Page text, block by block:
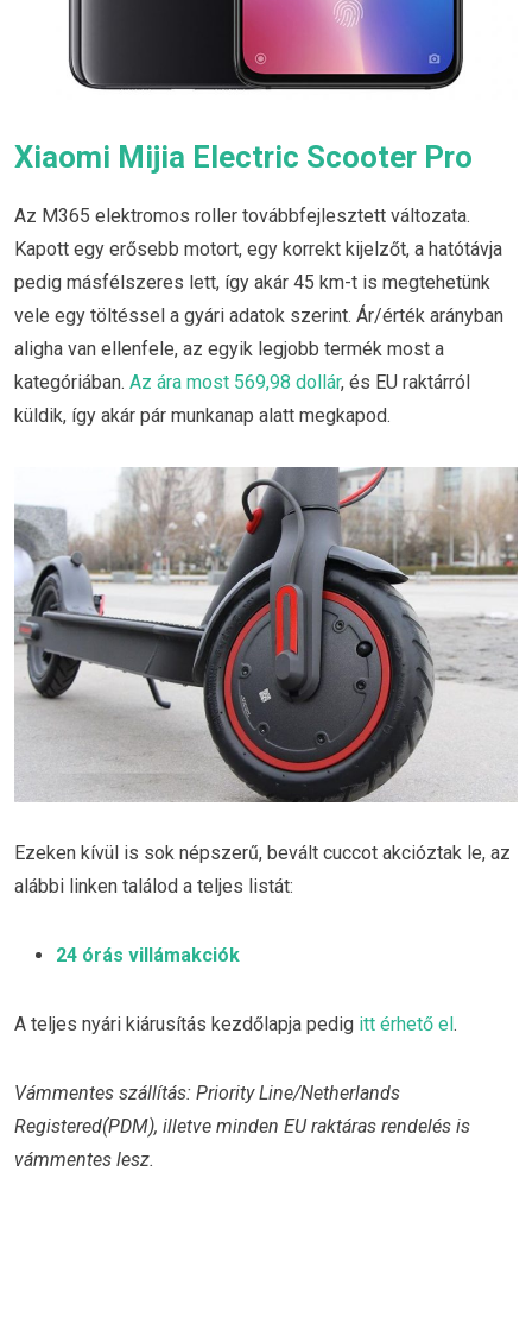
Xiaomi Mijia Electric Scooter Pro
Az M365 elektromos roller továbbfejlesztett változata.
Kapott egy erősebb motort, egy korrekt kijelzőt, a hatótávja
pedig másfélszeres lett, így akár 45 km-t is megtehetünk
vele egy töltéssel a gyári adatok szerint. Ár/érték arányban
aligha van ellenfele, az egyik legjobb termék most a
kategóriában. Az ára most 569,98 dollár, és EU raktárról
küldik, így akár pár munkanap alatt megkapod.
Ezeken kívül is sok népszerű, bevált cuccot akcióztak le, az
alábbi linken találod a teljes listát:
24 órás villámakciók
A teljes nyári kiárusítás kezdőlapja pedig itt érhető el .
Vámmentes szállítás: Priority Line/Netherlands
Registered(PDM), illetve minden EU raktáras rendelés is
vámmentes lesz.